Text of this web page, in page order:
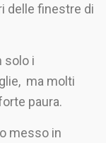
delle finestre di
solo i
ma molti
paura.
messo in